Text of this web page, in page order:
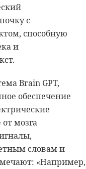
с
способную
и
Brain GPT,
обеспечение
мозга
словам и